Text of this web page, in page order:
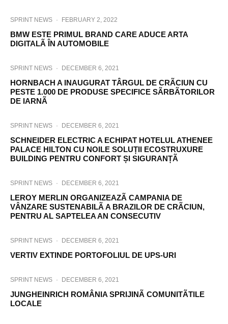
SPRINT NEWS · FEBRUARY 2, 2022
BMW ESTE PRIMUL BRAND CARE ADUCE ARTA
DIGITALÃ ÎN AUTOMOBILE
SPRINT NEWS · DECEMBER 6, 2021
HORNBACH A INAUGURAT TÂRGUL DE CRÃCIUN CU
PESTE 1.000 DE PRODUSE SPECIFICE SÃRBÃTORILOR
DE IARNÃ
SPRINT NEWS · DECEMBER 6, 2021
SCHNEIDER ELECTRIC A ECHIPAT HOTELUL ATHENEE
PALACE HILTON CU NOILE SOLUȚII ECOSTRUXURE
BUILDING PENTRU CONFORT ȘI SIGURANȚÃ
SPRINT NEWS · DECEMBER 6, 2021
LEROY MERLIN ORGANIZEAZÃ CAMPANIA DE
VÂNZARE SUSTENABILÃ A BRAZILOR DE CRÃCIUN,
PENTRU AL SAPTELEA AN CONSECUTIV
SPRINT NEWS · DECEMBER 6, 2021
VERTIV EXTINDE PORTOFOLIUL DE UPS-URI
SPRINT NEWS · DECEMBER 6, 2021
JUNGHEINRICH ROMÂNIA SPRIJINÃ COMUNITÃTILE
LOCALE